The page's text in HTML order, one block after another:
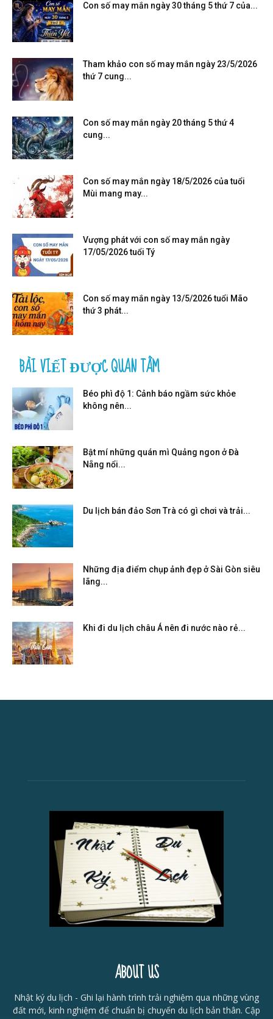
Con số may mắn ngày 30 tháng 5 thứ 7 của...
Tham khảo con số may mắn ngày 23/5/2026
thứ 7 cung...
Con số may mắn ngày 20 tháng 5 thứ 4
cung...
Con số may mắn ngày 18/5/2026 của tuổi
Mùi mang may...
Vượng phát với con số may mắn ngày
17/05/2026 tuổi Tý
Con số may mắn ngày 13/5/2026 tuổi Mão
thứ 3 phát...
BÀI VIẾT ĐƯỢC QUAN TÂM
Béo phì độ 1: Cảnh báo ngầm sức khỏe
không nên...
Bật mí những quán mì Quảng ngon ở Đà
Nẵng nổi...
Du lịch bán đảo Sơn Trà có gì chơi và trải...
Những địa điểm chụp ảnh đẹp ở Sài Gòn siêu
lãng...
Khi đi du lịch châu Á nên đi nước nào rẻ...
ABOUT US
Nhật ký du lịch - Ghi lại hành trình trải nghiệm qua những vùng
đất mới, kinh nghiệm để chuẩn bị chuyến du lịch bản thân. Cập